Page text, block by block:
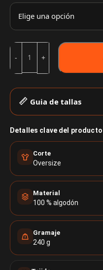
Guia de tallas
Detalles clave del producto
Corte
Oversize
Material
100 % algodón
Gramaje
240 g